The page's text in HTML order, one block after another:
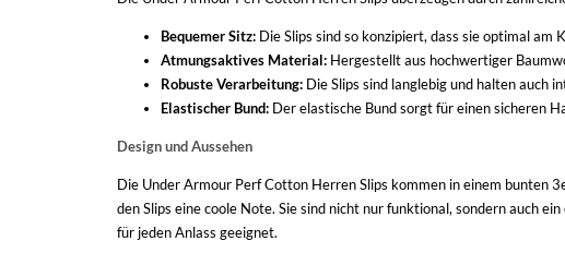
Bequemer Sitz: Die Slips sind so konzipiert, dass sie optimal am
Atmungsaktives Material: Hergestellt aus hochwertiger
Robuste Verarbeitung: Die Slips sind langlebig und halten auch
Elastischer Bund: Der elastische Bund sorgt für einen sicheren
Design und Aussehen
Die Under Armour Perf Cotton Herren Slips kommen in einem bunten
den Slips eine coole Note. Sie sind nicht nur funktional, sondern auch
für jeden Anlass geeignet.